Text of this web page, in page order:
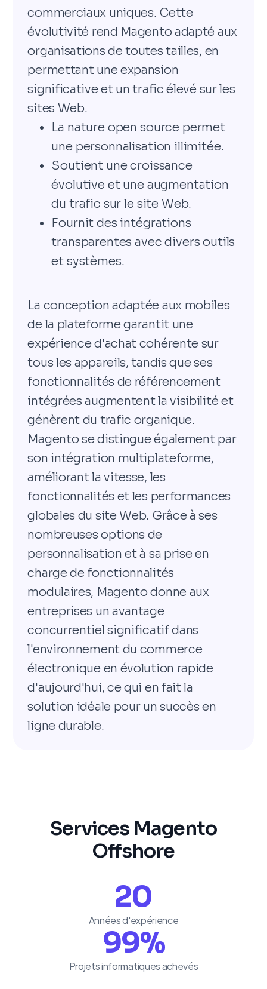
commerciaux uniques. Cette
évolutivité rend Magento adapté aux
organisations de toutes tailles, en
permettant une expansion
significative et un trafic élevé sur les
sites Web.
La nature open source permet
une personnalisation illimitée.
Soutient une croissance
évolutive et une augmentation
du trafic sur le site Web.
Fournit des intégrations
transparentes avec divers outils
et systèmes.
La conception adaptée aux mobiles
de la plateforme garantit une
expérience d'achat cohérente sur
tous les appareils, tandis que ses
fonctionnalités de référencement
intégrées augmentent la visibilité et
génèrent du trafic organique.
Magento se distingue également par
son intégration multiplateforme,
améliorant la vitesse, les
fonctionnalités et les performances
globales du site Web. Grâce à ses
nombreuses options de
personnalisation et à sa prise en
charge de fonctionnalités
modulaires, Magento donne aux
entreprises un avantage
concurrentiel significatif dans
l'environnement du commerce
électronique en évolution rapide
d'aujourd'hui, ce qui en fait la
solution idéale pour un succès en
ligne durable.
Services Magento
Offshore
20
Années d'expérience
99%
Projets informatiques achevés